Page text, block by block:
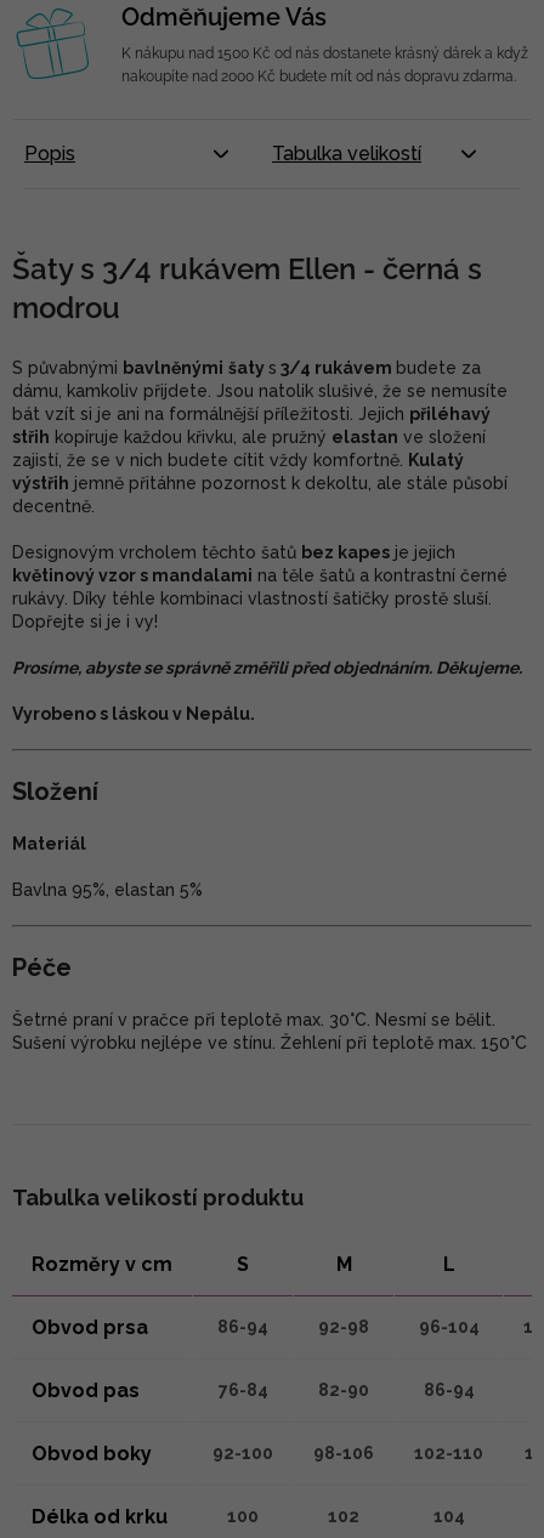
Odměňujeme Vás
K nákupu nad 1500 Kč od nás dostanete krásný dárek a když
nakoupíte nad 2000 Kč budete mít od nás dopravu zdarma.
Popis Tabulka velikostí
Šaty s 3/4 rukávem Ellen - černá s
modrou
S půvabnými bavlněnými šatys 3/4 rukávem budete za
dámu, kamkoliv přijdete. Jsou natolik slušivé, že se nemusíte
bát vzít si je ani na formálnější příležitosti. Jejich přiléhavý
střih kopíruje každou křivku, ale pružný elastan ve složení
zajistí, že se v nich budete cítit vždy komfortně.
Kulatý
výstřih jemně přitáhne pozornost k dekoltu, ale stále působí
decentně.
Designovým vrcholem těchto šatů bez kapes je jejich
květinový vzor s mandalami na těle šatů a kontrastní černé
rukávy. Díky téhle kombinaci vlastností šatičky prostě sluší.
Dopřejte si je i vy!
Prosíme, abyste se správně změřili před objednáním. Děkujeme.
Vyrobeno s láskou v Nepálu.
Složení
Materiál
Bavlna 95%, elastan 5%
Péče
Šetrné praní v pračce při teplotě max. 30°C. Nesmí se bělit.
Sušení výrobku nejlépe ve stínu. Žehlení při teplotě max. 150°C
Tabulka velikostí produktu
Rozměry v cm S M L
Obvod prsa 86-94 92-98 96-104
Obvod pas 76-84 82-90 86-94
Obvod boky 92-100 98-106 102-110
Délka od krku 100 102 104